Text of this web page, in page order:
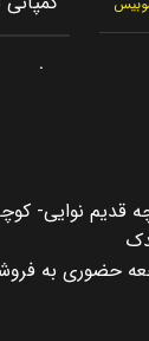
برند
اصالت
مناسبحضوری به